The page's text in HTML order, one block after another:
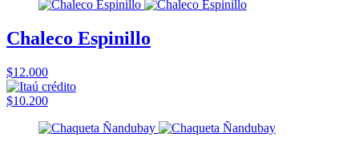
Chaleco Espinillo
$12.000
$10.200